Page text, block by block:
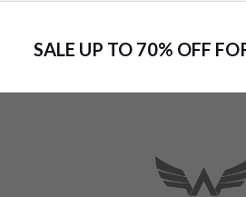
SALE UP TO 70% OFF